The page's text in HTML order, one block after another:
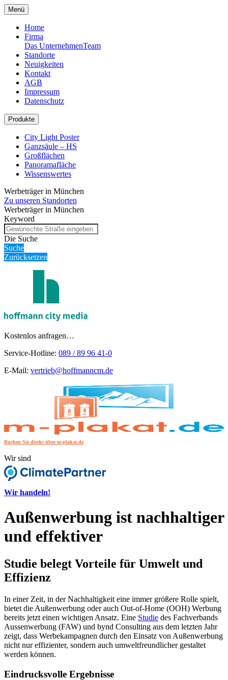
Menü
Home
Firma
Das UnternehmenTeam
Standorte
Neuigkeiten
Kontakt
AGB
Impressum
Datenschutz
Produkte
City Light Poster
Ganzsäule – HS
Großflächen
Panoramafläche
Wissenswertes
Werbeträger in München
Zu unseren Standorten
Werbeträger in München
Keyword
Die Suche
Suche
Zurücksetzen
Kostenlos anfragen…
Service-Hotline: 089 / 89 96 41-0
E-Mail: vertrieb@hoffmanncm.de
Buchen Sie direkt über m-plakat.de
Wir sind
Wir handeln!
Außenwerbung ist nachhaltiger
und effektiver
Studie belegt Vorteile für Umwelt und
Effizienz
In einer Zeit, in der Nachhaltigkeit eine immer größere Rolle spielt,
bietet die Außenwerbung oder auch Out-of-Home (OOH) Werbung
bereits jetzt einen wichtigen Ansatz. Eine Studie des Fachverbands
Aussenwerbung (FAW) und bynd Consulting aus dem letzten Jahr
zeigt, dass Werbekampagnen durch den Einsatz von Außenwerbung
nicht nur effizienter, sondern auch umweltfreundlicher gestaltet
werden können.
Eindrucksvolle Ergebnisse